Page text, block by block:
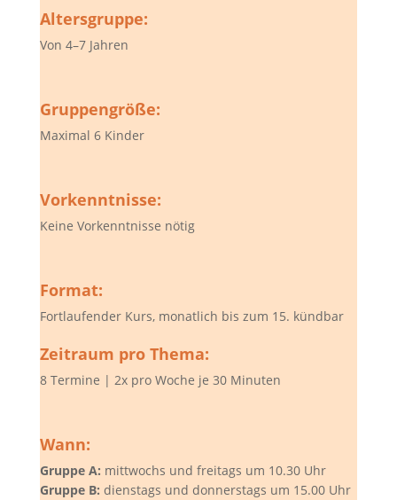
Altersgruppe:
Von 4–7 Jahren
Gruppengröße:
Maximal 6 Kinder
Vorkenntnisse:
Keine Vorkenntnisse nötig
Format:
Fortlaufender Kurs, monatlich bis zum 15. kündbar
Zeitraum pro Thema:
8 Termine | 2x pro Woche je 30 Minuten
Wann:
Gruppe A: mittwochs und freitags um 10.30 Uhr
Gruppe B: dienstags und donnerstags um 15.00 Uhr